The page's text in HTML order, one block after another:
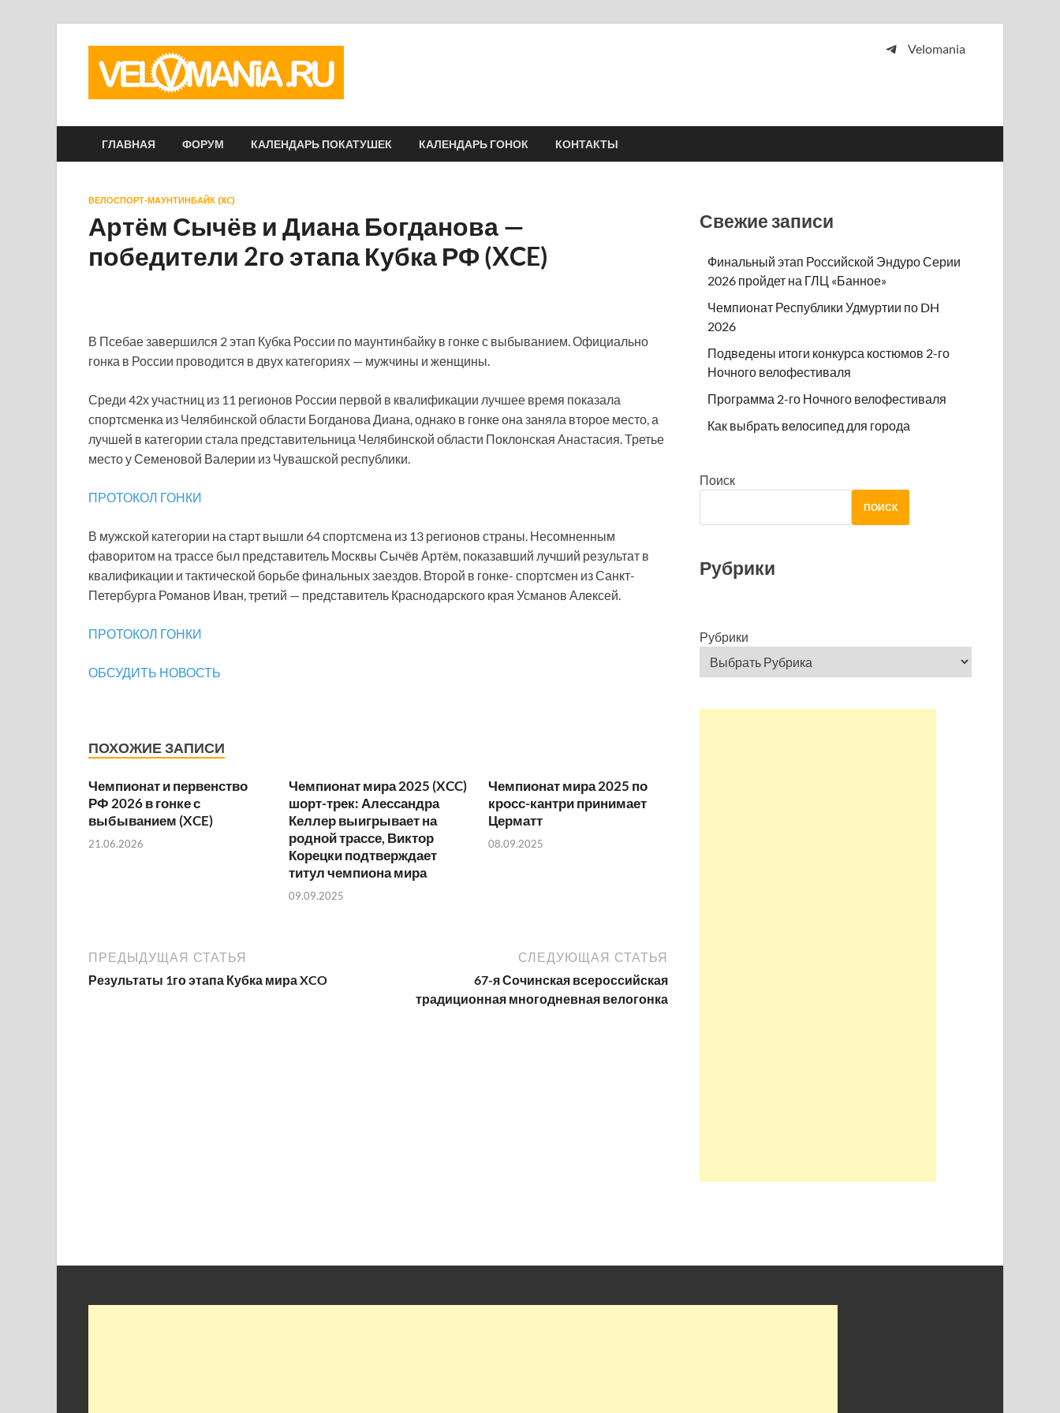
Velomania
ГЛАВНАЯ ФОРУМ КАЛЕНДАРЬ ПОКАТУШЕК КАЛЕНДАРЬ ГОНОК КОНТАКТЫ
ВЕЛОСПОРТ-МАУНТИНБАЙК (XC)
Артём Сычёв и Диана Богданова —
победители 2го этапа Кубка РФ (XCE)
В Псебае завершился 2 этап Кубка России по маунтинбайку в гонке с выбыванием. Официально
гонка в России проводится в двух категориях — мужчины и женщины.
Среди 42х участниц из 11 регионов России первой в квалификации лучшее время показала
спортсменка из Челябинской области Богданова Диана, однако в гонке она заняла второе место, а
лучшей в категории стала представительница Челябинской области Поклонская Анастасия. Третье
место у Семеновой Валерии из Чувашской республики.
ПРОТОКОЛ ГОНКИ
В мужской категории на старт вышли 64 спортсмена из 13 регионов страны. Несомненным
фаворитом на трассе был представитель Москвы Сычёв Артём, показавший лучший результат в
квалификации и тактической борьбе финальных заездов. Второй в гонке- спортсмен из Санкт-
Петербурга Романов Иван, третий — представитель Краснодарского края Усманов Алексей.
ПРОТОКОЛ ГОНКИ
ОБСУДИТЬ НОВОСТЬ
ПОХОЖИЕ ЗАПИСИ
Чемпионат и первенство
РФ 2026 в гонке с
выбыванием (XCE)
21.06.2026
Чемпионат мира 2025 (XCC)
шорт-трек: Алессандра
Келлер выигрывает на
родной трассе, Виктор
Корецки подтверждает
титул чемпиона мира
09.09.2025
Чемпионат мира 2025 по
кросс-кантри принимает
Церматт
08.09.2025
ПРЕДЫДУЩАЯ СТАТЬЯ
Результаты 1го этапа Кубка мира XCO
СЛЕДУЮЩАЯ СТАТЬЯ
67-я Сочинская всероссийская
традиционная многодневная велогонка
Свежие записи
Финальный этап Российской Эндуро Серии
2026 пройдет на ГЛЦ «Банное»
Чемпионат Республики Удмуртии по DH
2026
Подведены итоги конкурса костюмов 2-го
Ночного велофестиваля
Программа 2-го Ночного велофестиваля
Как выбрать велосипед для города
Поиск
ПОИСК
Рубрики
Рубрики